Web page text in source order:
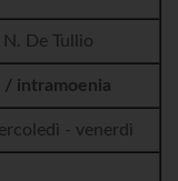
De Tullio
/ intramoenia
- venerdì